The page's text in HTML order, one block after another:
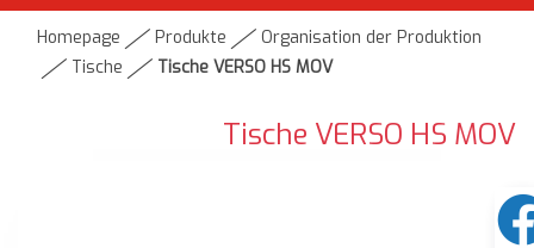
Homepage Produkte
Organisation der Produktion
Tische
Tische VERSO HS MOV
Tische VERSO HS MOV